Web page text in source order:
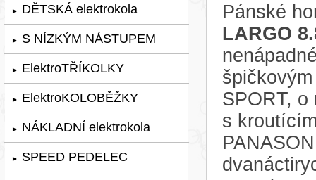
► DĚTSKÁ elektrokola
► S NÍZKÝM NÁSTUPEM
► ElektroTŘÍKOLKY
► ElektroKOLOBĚŽKY
► NÁKLADNÍ elektrokola
► SPEED PEDELEC
Pánské
LARGO
SPORT, o
s